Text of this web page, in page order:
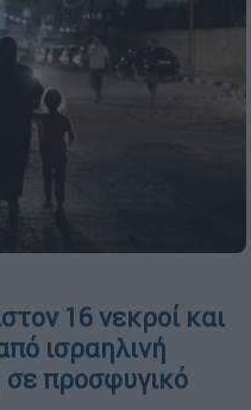
16 νεκροί και
ισραηλινή
σε προσφυγικό